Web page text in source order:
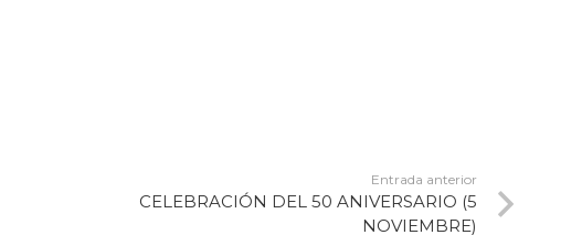
Entrada anterior
CELEBRACIÓN DEL 50 ANIVERSARIO (5
NOVIEMBRE)